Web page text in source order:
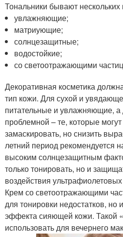
Тональники бывают нескольких
увлажняющие;
матриующие;
солнцезащитные;
водостойкие;
со светоотражающими
Декоративная косметика
тип кожи. Для сухой и
питательные и увлажняющие,
проблемной – те, которые
замаскировать, но снизить
летний период рекомендуется
высоким солнцезащитным
только тонировать, но и
воздействия
Крем со светоотражающими
для тонировки недостатков, но
эффекта сияющей кожи. Такой
использовать для вечернего